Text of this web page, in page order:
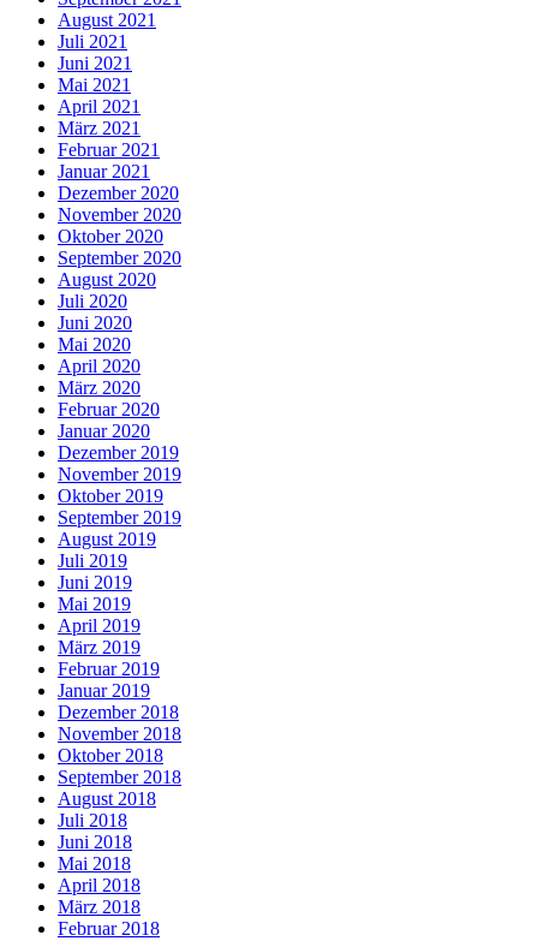
August 2021
Juli 2021
Juni 2021
Mai 2021
April 2021
März 2021
Februar 2021
Januar 2021
Dezember 2020
November 2020
Oktober 2020
September 2020
August 2020
Juli 2020
Juni 2020
Mai 2020
April 2020
März 2020
Februar 2020
Januar 2020
Dezember 2019
November 2019
Oktober 2019
September 2019
August 2019
Juli 2019
Juni 2019
Mai 2019
April 2019
März 2019
Februar 2019
Januar 2019
Dezember 2018
November 2018
Oktober 2018
September 2018
August 2018
Juli 2018
Juni 2018
Mai 2018
April 2018
März 2018
Februar 2018